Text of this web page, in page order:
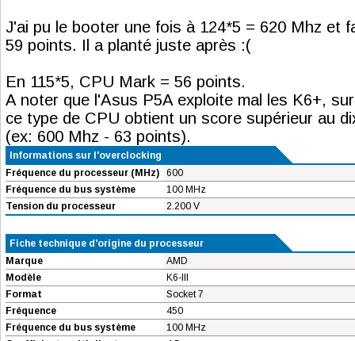
J'ai pu le booter une fois à 124*5 = 620 Mhz et
59 points. Il a planté juste après :(
En 115*5, CPU Mark = 56 points.
A noter que l'Asus P5A exploite mal les K6+,
ce type de CPU obtient un score supérieur au
(ex: 600 Mhz - 63 points).
Informations sur l'overclocking
Fréquence du processeur (MHz)
600
Fréquence du bus système
100 MHz
Tension du processeur
2.200 V
Fiche technique d'origine du processeur
Marque
AMD
Modèle
K6-III
Format
Socket 7
Fréquence
450
Fréquence du bus système
100 MHz